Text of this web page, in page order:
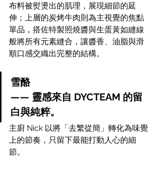
布料被熨燙出的肌理，展現細節的延
伸；上層的炭烤牛肉則為主視覺的焦點
單品，搭佐特製照燒醬與生蛋黃如縫線
般將所有元素縫合，讓醬香、油脂與滑
順口感交織出完整的結構。
雪酪
—— 靈感來自 DYCTEAM 的留
白與純粹。
主廚 Nick 以將「去繁從簡」轉化為味覺
上的節奏，只留下最能打動人心的細
節。